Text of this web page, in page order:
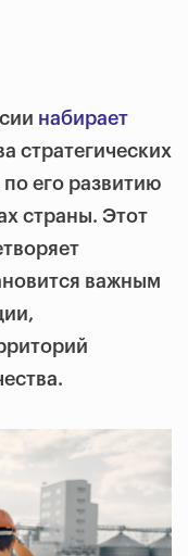
набирает
стратегических
его развитию
страны. Этот
важным